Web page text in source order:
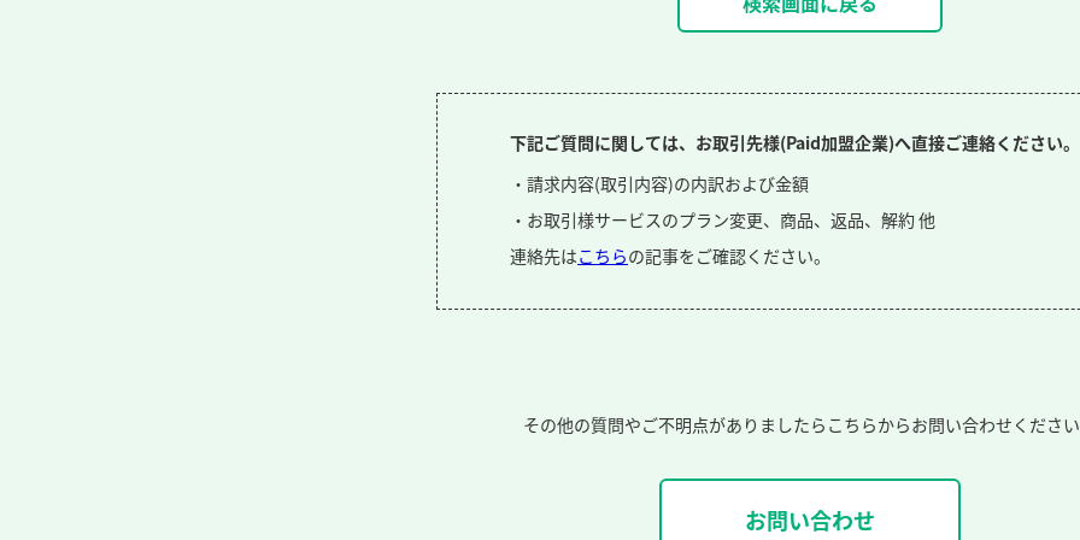
下記ご質問に関しては、お取引先様(Paid加盟企業)へ直接ご連絡ください。
・請求内容(取引内容)の内訳および金額
・お取引様サービスのプラン変更、商品、返品、解約 他
連絡先はこちらの記事をご確認ください。
その他の質問やご不明点がありましたら こちらからお問い合わせくださ
お問い合わせ